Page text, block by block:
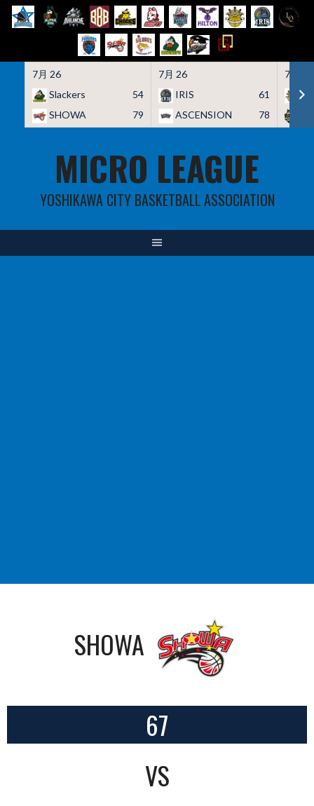
7月 26
Slackers
54
SHOWA
79
7月 26
IRIS
61
ASCENSION
78
7月 26
MICRO LEAGUE
YOSHIKAWA CITY BASKETBALL ASSOCIATION
SHOWA
67
VS